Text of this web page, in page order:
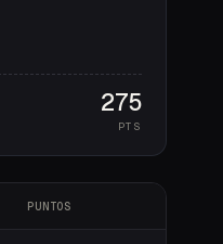
275
PTS
PUNTOS